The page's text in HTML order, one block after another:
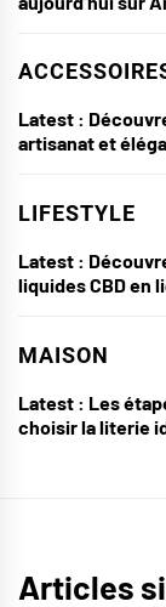
Latest :
artisanat et
LIFESTYLE
Latest :
liquides CBD en
MAISON
Latest : Les
choisir la literie
Articles